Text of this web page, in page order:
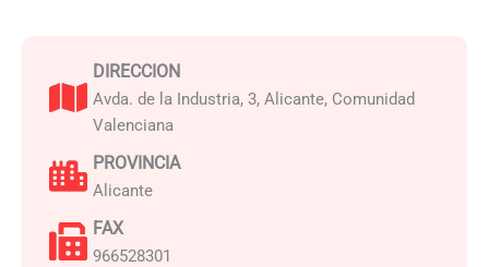
DIRECCION
Avda. de la Industria, 3, Alicante, Comunidad
Valenciana
PROVINCIA
Alicante
FAX
966528301